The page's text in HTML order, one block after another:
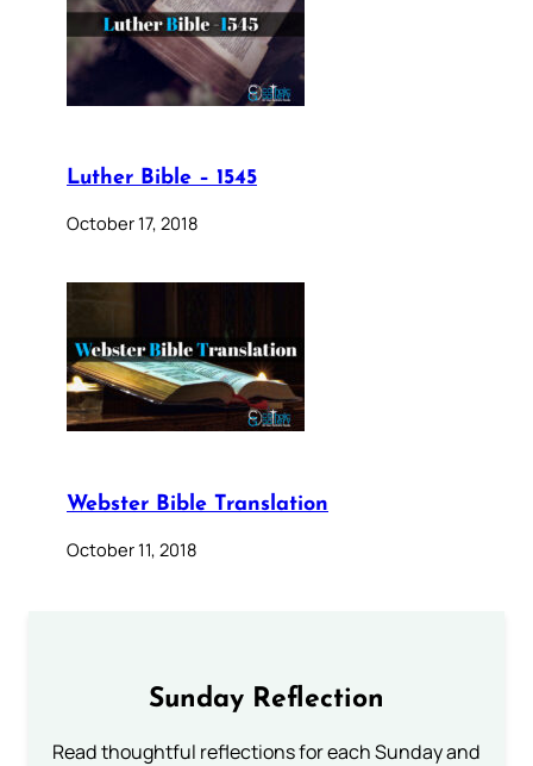
Luther Bible – 1545
October 17, 2018
Webster Bible Translation
October 11, 2018
Sunday Reflection
Read thoughtful reflections for each Sunday and